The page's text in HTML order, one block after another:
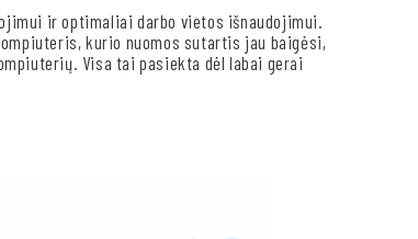
ir optimaliai darbo vietos išnaudojimui.
kurio nuomos sutartis jau baigėsi,
Visa tai pasiekta dėl labai gerai